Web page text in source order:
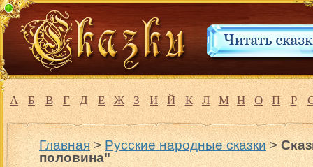
А Б В Г Д Е Ж З И Й К Л М Н О П Р
Главная>Русские народные сказки>
половина"